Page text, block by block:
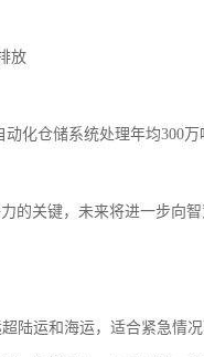
放
化仓储系统处理年均300
的关键，未来将进一步向
陆运和海运，适合紧急情况